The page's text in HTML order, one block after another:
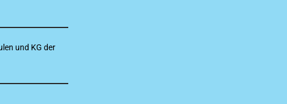
und KG der